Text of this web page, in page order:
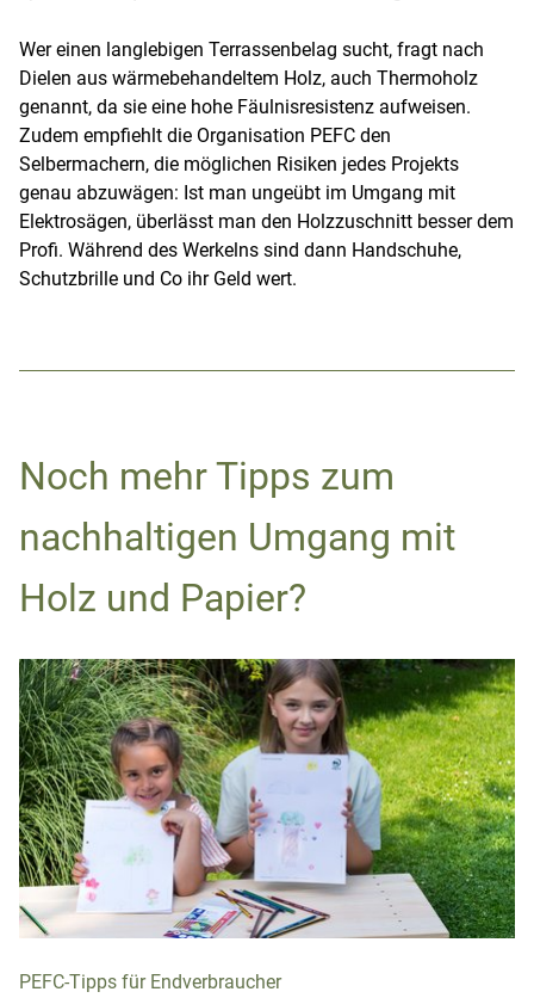
Wer einen langlebigen Terrassenbelag sucht, fragt nach
Dielen aus wärmebehandeltem Holz, auch Thermoholz
genannt, da sie eine hohe Fäulnisresistenz aufweisen.
Zudem empfiehlt die Organisation PEFC den
Selbermachern, die möglichen Risiken jedes Projekts
genau abzuwägen: Ist man ungeübt im Umgang mit
Elektrosägen, überlässt man den Holzzuschnitt besser dem
Profi. Während des Werkelns sind dann Handschuhe,
Schutzbrille und Co ihr Geld wert.
Noch mehr Tipps zum
nachhaltigen Umgang mit
Holz und Papier?
PEFC-Tipps für Endverbraucher